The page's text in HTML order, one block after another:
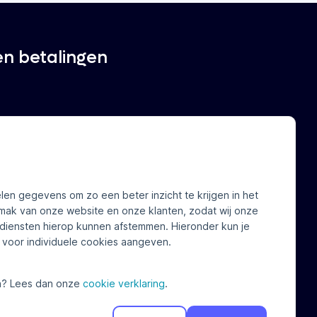
gegevens om zo een beter inzicht te krijgen in het
van onze website en onze klanten, zodat wij onze
hierop kunnen afstemmen. Hieronder kun je
individuele cookies aangeven.
Lees dan onzecookie verklaring.
betalingen
ons
bij
Contact
FAQ
Voor consumenten
Hulp nodig?